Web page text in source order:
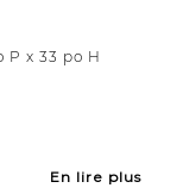
P x 33 po H
En lire plus